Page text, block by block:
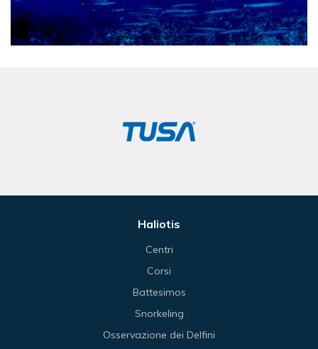
Haliotis
Centri
Corsi
Battesimos
Snorkeling
Osservazione dei Delfini